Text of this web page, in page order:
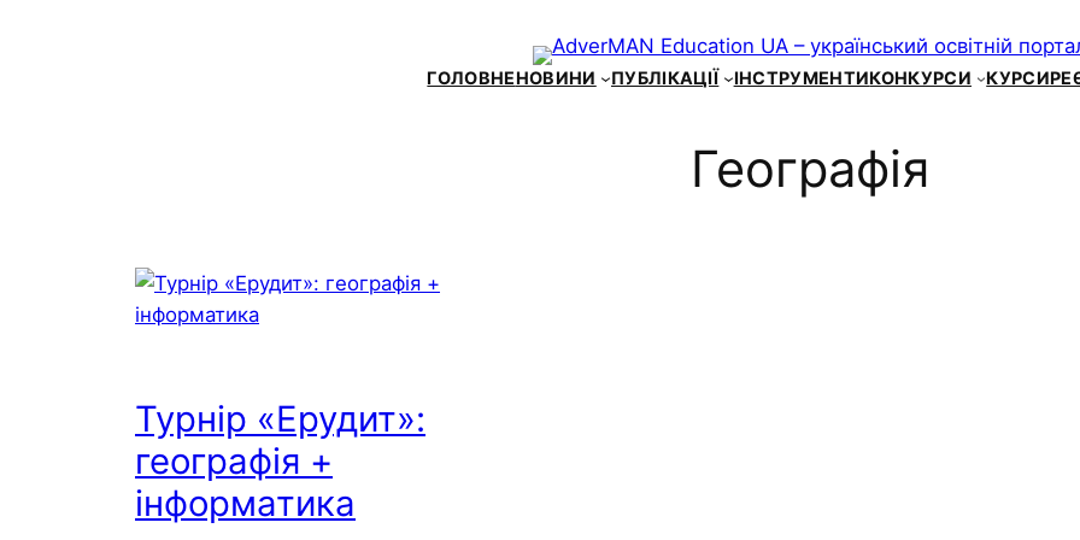
ГОЛОВНЕНОВИНИ ПУБЛІКАЦІЇ ІНСТРУМЕНТИКОНКУРСИ КУРСИ
Географія
Турнір «Ерудит»:
географія +
інформатика